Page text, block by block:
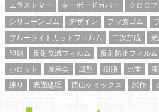
エラストマー
キーボードカバー クロロ
シリコーンゴム
デザイン フッ素ゴム
ブルーライトカットフィルム
二次加硫
印刷
反射低減フィルム 反射防止フィルム
小ロット
展示会 成型 樹脂 比重
練り
表面処理 西山ケミックス 試作